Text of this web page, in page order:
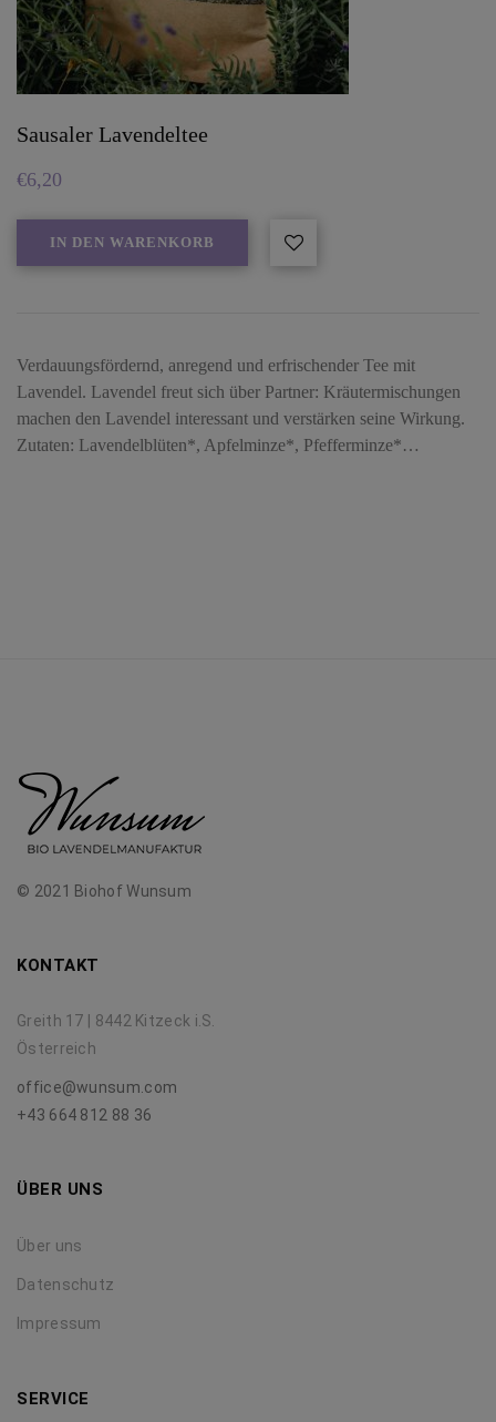
Sausaler Lavendeltee
€6,20
IN DEN WARENKORB
Verdauungsfördernd, anregend und erfrischender Tee mit
Lavendel. Lavendel freut sich über Partner: Kräutermischungen
machen den Lavendel interessant und verstärken seine Wirkung.
Zutaten: Lavendelblüten*, Apfelminze*, Pfefferminze*…
© 2021 Biohof Wunsum
KONTAKT
Greith 17 | 8442 Kitzeck i.S.
Österreich
office@wunsum.com
+43 664 812 88 36
ÜBER UNS
Über uns
Datenschutz
Impressum
SERVICE